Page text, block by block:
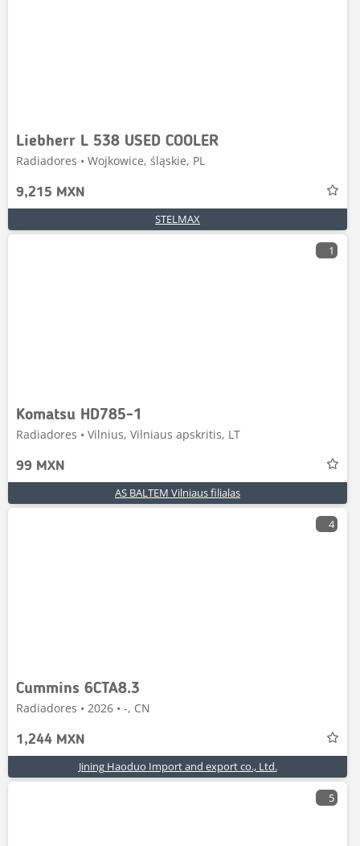
Liebherr L 538 USED COOLER
Radiadores • Wojkowice, śląskie, PL
9,215 MXN
STELMAX
1
Komatsu HD785-1
Radiadores • Vilnius, Vilniaus apskritis, LT
99 MXN
AS BALTEM Vilniaus filialas
4
Cummins 6CTA8.3
Radiadores • 2026 • -, CN
1,244 MXN
Jining Haoduo Import and export co., Ltd.
5